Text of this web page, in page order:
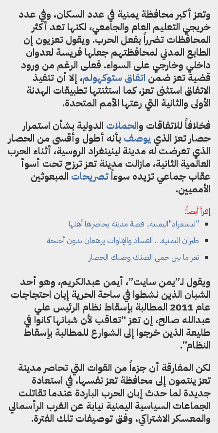
وتعز أكبر محافظة يمنية في عدد السكان، وفي عدد
خريجي التعليم العام والجامعي، لكنها تعد أكثر
المحافظات تضرراً بفعل الحرب. ويقول تعزيون إن
الطابع المدني لمحافظتهم جعلها فريسة لعدوان
داخلي وخارجي على السواء. فعلى الرغم من ورود
قضية تعز ضمن اتفاق ستوكهولم، إلا أن تنفيذ
الاتفاق استثنى تعز، كما استثنتها تطبيقات الهدنة
الأولى والثانية التي رعتها الأمم المتحدة.
فخلافاً للاتفاقات والحملات الدولية بشأن استمرار
حصار تعز الذي يوصف بأنه أطول وأقسى من الحصار
الذي تعرضت له مدينة لينينغراد الروسية، أثناء الحرب
العالمية الثانية، مازالت مدينة تعز ترزح تحت أسوأ
عقاب جماعي تزيده سوءاًتصريحات المبعوثين
الأمميين.
إقرأ أيضاً:
"لينينغراد"اليمنية.. قصة مدينة يحاصرها أهلها
طيران اليمنية… الفساد والإتاوات يرتفعان بدون أجنحة
تعز ما بين حمى الضنك وضنك الحصار
ويقول لـ”يمن سايت”، أيمن عبدالكريم، وهو أحد
الشبان الذين نشطوا في ساحة الحرية إبان احتجاجات
عام 2011 المطالبة بإسقاط نظام الرئيس علي
عبدالله صالح، إن تعز “تعاقب لأن شبانها كانوا في
طليعة الذين خرجوا إلى الشوارع للمطالبة بإسقاط
النظام”.
لكن المفارقة أن جزءاً من القوات التي تحاصر مدينة
تعز ينتمون إلى محافظة تعز نفسها، في استعادة
جديدة لما حدث إبان الحرب الباردة عندما تقاتلت
الجماعات السياسية اليمنية نيابة عن الغرب الرأسمالي
والمعسكر الاشتراكي، وفق توصيفات تلك الفترة.